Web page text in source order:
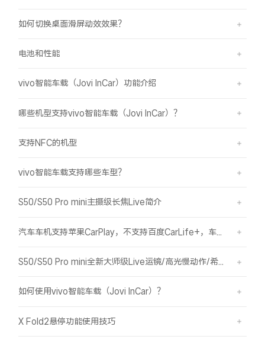
如何切换桌面滑屏动效效果？
电池和性能
vivo智能车载（Jovi InCar）功能介绍
哪些机型支持vivo智能车载（Jovi InCar）？
支持NFC的机型
vivo智能车载支持哪些车型？
S50/S50 Pro mini主摄级长焦Live简介
如何使用vivo智能车载（Jovi InCar）？
X Fold2悬停功能使用技巧